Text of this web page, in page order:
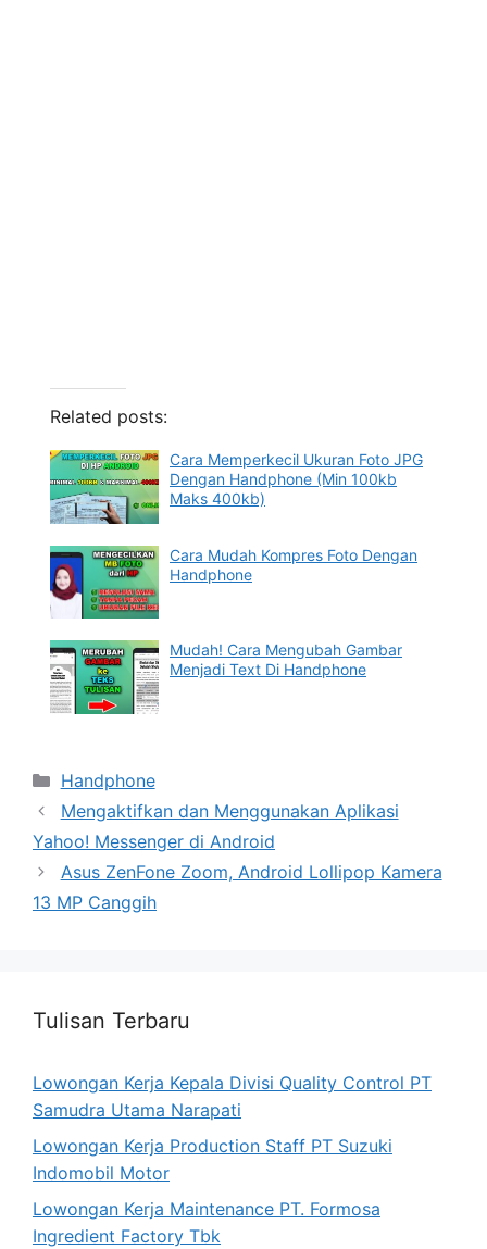
Related posts:
Cara Memperkecil Ukuran Foto JPG
Dengan Handphone (Min 100kb
Maks 400kb)
Cara Mudah Kompres Foto Dengan
Handphone
Mudah! Cara Mengubah Gambar
Menjadi Text Di Handphone
Categories
Handphone
Mengaktifkan dan Menggunakan Aplikasi
Yahoo! Messenger di Android
Asus ZenFone Zoom, Android Lollipop Kamera
13 MP Canggih
Tulisan Terbaru
Lowongan Kerja Kepala Divisi Quality Control PT
Samudra Utama Narapati
Lowongan Kerja Production Staff PT Suzuki
Indomobil Motor
Lowongan Kerja Maintenance PT. Formosa
Ingredient Factory Tbk